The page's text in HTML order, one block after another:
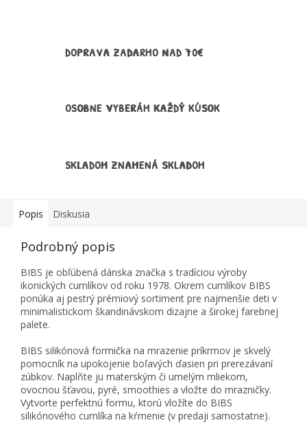
DOPRAVA ZADARMO NAD 70€
OSOBNE VYBERÁM KAŽDÝ KÚSOK
SKLADOM ZNAMENÁ SKLADOM
Popis Diskusia
Podrobný popis
BIBS je obľúbená dánska značka s tradíciou výroby
ikonických cumlíkov od roku 1978. Okrem cumlíkov BIBS
ponúka aj pestrý prémiový sortiment pre najmenšie deti v
minimalistickom škandinávskom dizajne a širokej farebnej
palete.
BIBS silikónová formička na mrazenie príkrmov je skvelý
pomocník na upokojenie boľavých ďasien pri prerezávaní
zúbkov. Naplňte ju materským či umelým mliekom,
ovocnou šťavou, pyré, smoothies a vložte do mrazničky.
Vytvorte perfektnú formu, ktorú vložíte do BIBS
silikónového cumlíka na kŕmenie (v predaji samostatne).